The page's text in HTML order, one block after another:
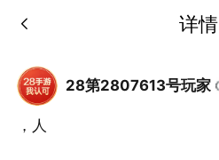
详情
28第2807613号玩家
，人